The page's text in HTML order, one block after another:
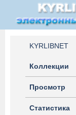
KYRLIBNET
Коллекции
Просмотр
Статистика